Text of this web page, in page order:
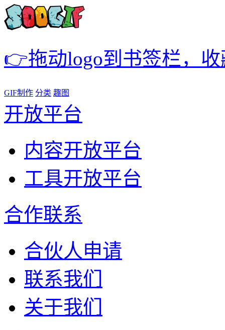
👉拖动logo到书签栏，
GIF制作 分类 趣图
开放平台
内容开放平台
工具开放平台
合作联系
合伙人申请
联系我们
关于我们